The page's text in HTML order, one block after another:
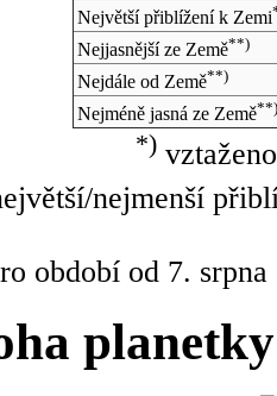
Největší přiblížení k Zemi
Nejjasnější ze Země**)
Nejdále od Země**)
Nejméně jasná ze Země**)
*)
nejmenší
období od 7.